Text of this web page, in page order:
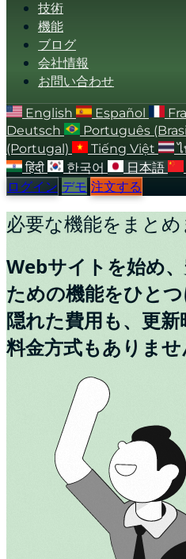
技術
機能
ブログ
会社情報
お問い合わせ
English Español
Deutsch
Português
(Portugal)
Tiếng Việt
हिंदी
한국어 日本語
ログイン デモ 注文する
必要な機能をまとめ
Webサイトを始め
ための機能をひとつ
隠れた費用も、更
料金方式もありませ